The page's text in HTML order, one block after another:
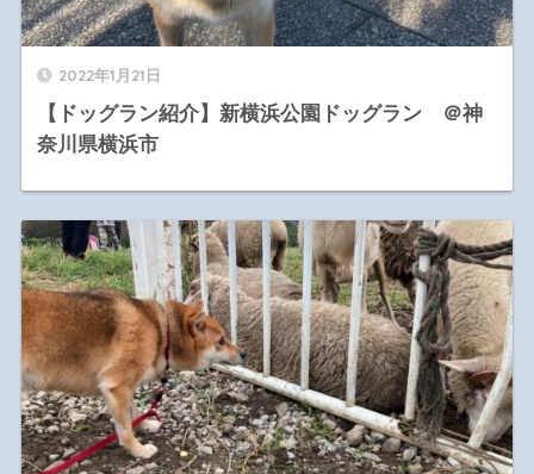
2022年1月21日
【ドッグラン紹介】新横浜公園ドッグラン ＠神
奈川県横浜市